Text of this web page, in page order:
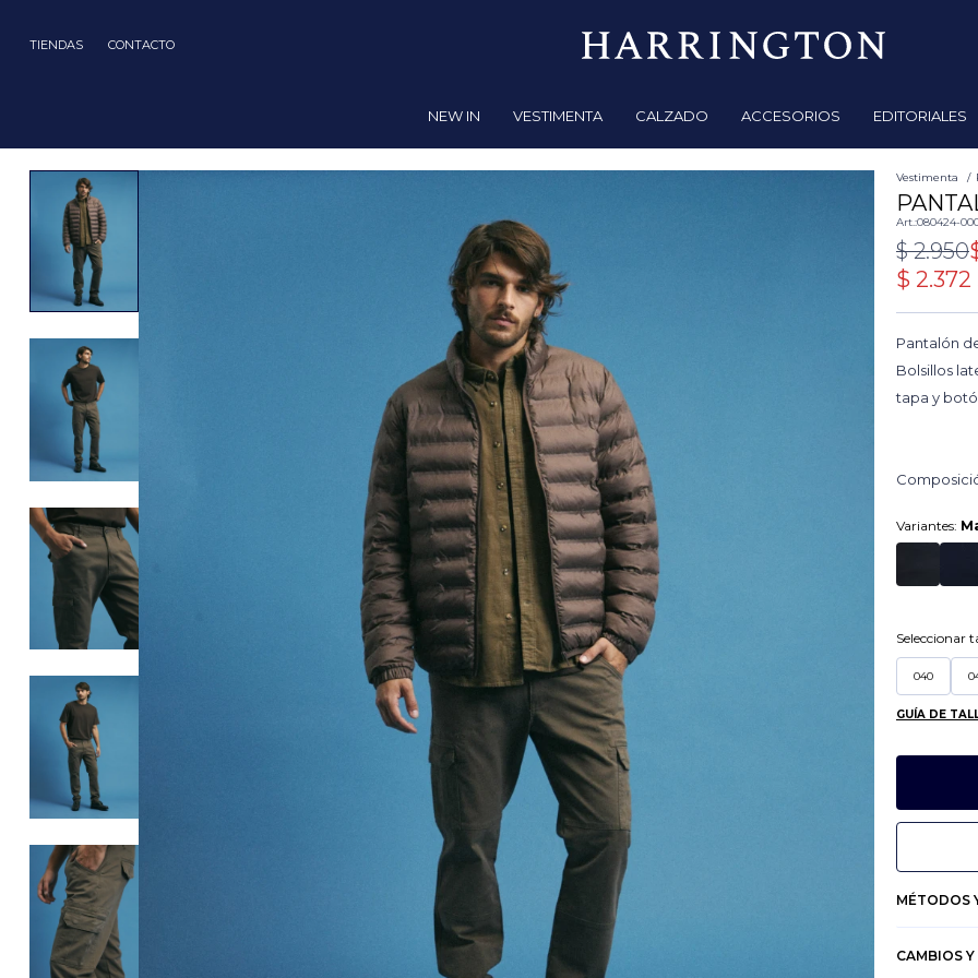
TIENDAS CONTACTO
NEW IN VESTIMENTA CALZADO ACCESORIOS EDITORIALES
Vestimenta
080424-
$ 2.950
$ 2.372
Pantalón
Bolsillos
tapa y
Variantes:
Seleccionar
040
GUÍA DE
MÉTODOS
CAMBIOS